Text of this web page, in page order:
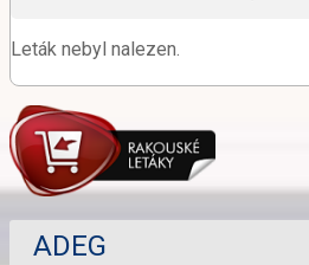
Leták nebyl nalezen.
ADEG